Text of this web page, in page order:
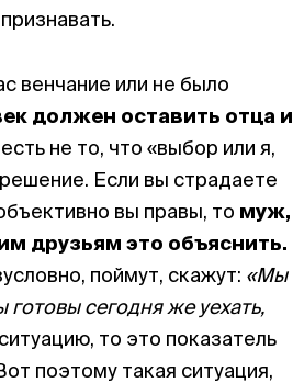
венчание или не было
должен оставить отца и
не то, что «выбор или я,
Если вы страдаете
вы правы, то муж,
друзьям это объяснить.
поймут, скажут: «Мы
сегодня же уехать,
то это показатель
поэтому такая ситуация,